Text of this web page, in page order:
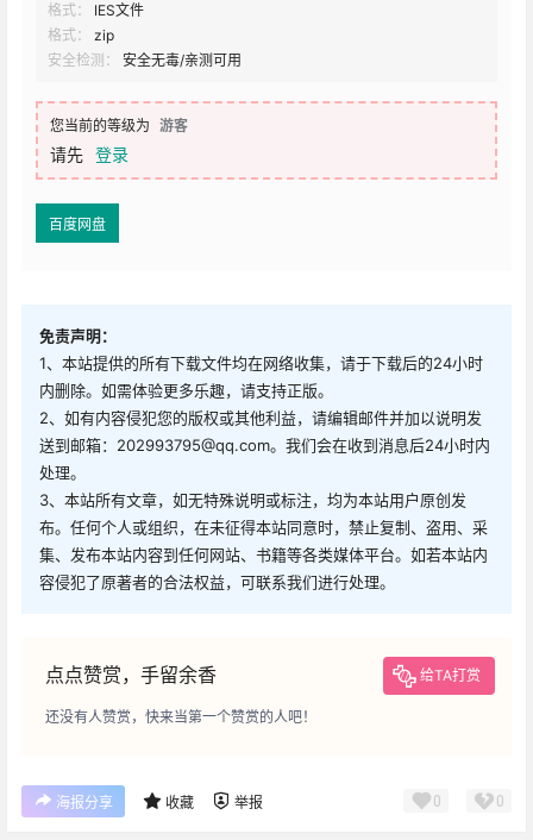
格式：
IES文件
格式：
zip
安全检测：
安全无毒/亲测可用
您当前的等级为 游客
请先 登录
百度网盘
免责声明：
1、本站提供的所有下载文件均在网络收集，请于下载后的24小时
内删除。如需体验更多乐趣，请支持正版。
2、如有内容侵犯您的版权或其他利益，请编辑邮件并加以说明发
送到邮箱：202993795@qq.com。我们会在收到消息后24小时内
处理。
3、本站所有文章，如无特殊说明或标注，均为本站用户原创发
布。任何个人或组织，在未征得本站同意时，禁止复制、盗用、采
集、发布本站内容到任何网站、书籍等各类媒体平台。如若本站内
容侵犯了原著者的合法权益，可联系我们进行处理。
点点赞赏，手留余香 给TA打赏
还没有人赞赏，快来当第一个赞赏的人吧！
海报分享 收藏 举报 0 0